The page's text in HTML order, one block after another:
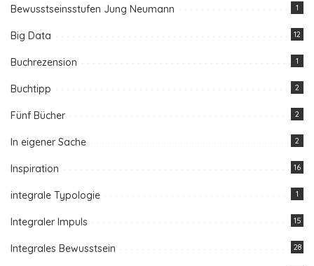
Bewusstseinsstufen Jung Neumann 1
Big Data 12
Buchrezension 1
Buchtipp 2
Fünf Bücher 2
In eigener Sache 2
Inspiration 16
integrale Typologie 1
Integraler Impuls 15
Integrales Bewusstsein 28